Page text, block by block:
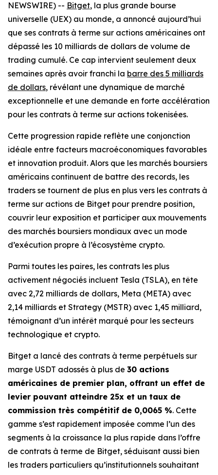
NEWSWIRE) -- Bitget, la plus grande bourse
universelle (UEX) au monde, a annoncé aujourd’hui
que ses contrats à terme sur actions américaines ont
dépassé les 10 milliards de dollars de volume de
trading cumulé. Ce cap intervient seulement deux
semaines après avoir franchi la barre des 5 milliards
de dollars, révélant une dynamique de marché
exceptionnelle et une demande en forte accélération
pour les contrats à terme sur actions tokenisées.
Cette progression rapide reflète une conjonction
idéale entre facteurs macroéconomiques favorables
et innovation produit. Alors que les marchés boursiers
américains continuent de battre des records, les
traders se tournent de plus en plus vers les contrats à
terme sur actions de Bitget pour prendre position,
couvrir leur exposition et participer aux mouvements
des marchés boursiers mondiaux avec un mode
d’exécution propre à l’écosystème crypto.
Parmi toutes les paires, les contrats les plus
activement négociés incluent Tesla (TSLA), en tête
avec 2,72 milliards de dollars, Meta (META) avec
2,14 milliards et Strategy (MSTR) avec 1,45 milliard,
témoignant d’un intérêt marqué pour les secteurs
technologique et crypto.
Bitget a lancé des contrats à terme perpétuels sur
marge USDT adossés à plus de 30 actions
américaines de premier plan, offrant un effet de
levier pouvant atteindre 25x et un taux de
commission très compétitif de 0,0065 %. Cette
gamme s’est rapidement imposée comme l’un des
segments à la croissance la plus rapide dans l’offre
de contrats à terme de Bitget, séduisant aussi bien
les traders particuliers qu’institutionnels souhaitant